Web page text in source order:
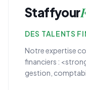
Staffyour
DES TALENTS
Notre expertise
financiers :
gestion,